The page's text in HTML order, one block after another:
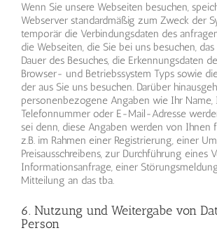
Wenn Sie unsere Webseiten besuchen,
Webserver standardmäßig zum Zweck der
temporär die Verbindungsdaten des
die Webseiten, die Sie bei uns besuchen,
Dauer des Besuches, die Erkennungsdaten
Browser- und Betriebssystem Typs sowie
der aus Sie uns besuchen. Darüber
personenbezogene Angaben wie Ihr Name,
Telefonnummer oder E-Mail-Adresse
sei denn, diese Angaben werden von Ihnen
z.B. im Rahmen einer Registrierung, einer
Preisausschreibens, zur Durchführung eines
Informationsanfrage, einer
Mitteilung an das tba.
6. Nutzung und Weitergabe von
Person